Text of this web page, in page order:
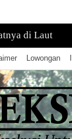
di Laut
Lowongan